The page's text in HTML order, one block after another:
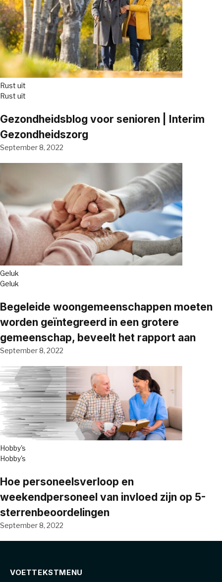
Rust uit
Rust uit
Gezondheidsblog voor senioren | Interim
Gezondheidszorg
September 8, 2022
Geluk
Geluk
Begeleide woongemeenschappen moeten
worden geïntegreerd in een grotere
gemeenschap, beveelt het rapport aan
September 8, 2022
Hobby's
Hobby's
Hoe personeelsverloop en
weekendpersoneel van invloed zijn op 5-
sterrenbeoordelingen
September 8, 2022
VOETTEKSTMENU